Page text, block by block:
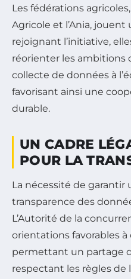
Les fédérations
Agricole et l’Ania, jouent
rejoignant l’initiative,
réorienter les ambitions
collecte de données à
favorisant ainsi une
durable.
UN CADRE
POUR LA
La nécessité de garantir
transparence des
L’Autorité de la
orientations favorables
permettant un partage
respectant les règles de